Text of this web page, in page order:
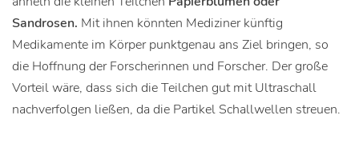
Sandrosen. Mit ihnen könnten Mediziner künftig
Medikamente im Körper punktgenau ans Ziel bringen, so
die Hoffnung der Forscherinnen und Forscher. Der große
Vorteil wäre, dass sich die Teilchen gut mit Ultraschall
nachverfolgen ließen, da die Partikel Schallwellen streuen.